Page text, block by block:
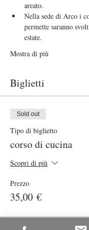
areato.
Nella sede di Arco i
permette saranno
estate.
Mostra di più
Biglietti
Sold out
Tipo di biglietto
corso di cucina
Scopri di più
Prezzo
35,00 €